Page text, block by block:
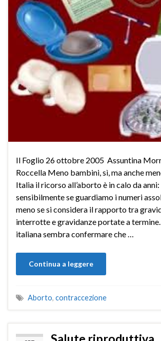
Il Foglio 26 ottobre 2005 Assuntina
Roccella Meno bambini, sì, ma anche
Italia il ricorso all’aborto è in calo da
sensibilmente se guardiamo i numeri
meno se si considera il rapporto tra
interrotte e gravidanze portate a
italiana sembra confermare che …
Continua a leggere
Aborto, contraccezione